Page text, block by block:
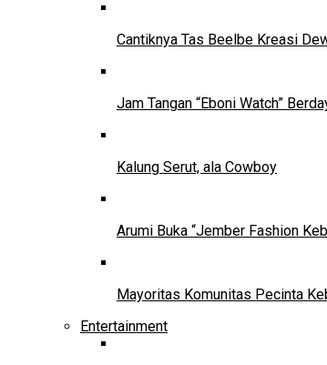
Cantiknya Tas Beelbe Kreasi
Jam Tangan “Eboni Watch”
Kalung Serut, ala Cowboy
Arumi Buka “Jember Fashion
Mayoritas Komunitas Pecinta
Entertainment